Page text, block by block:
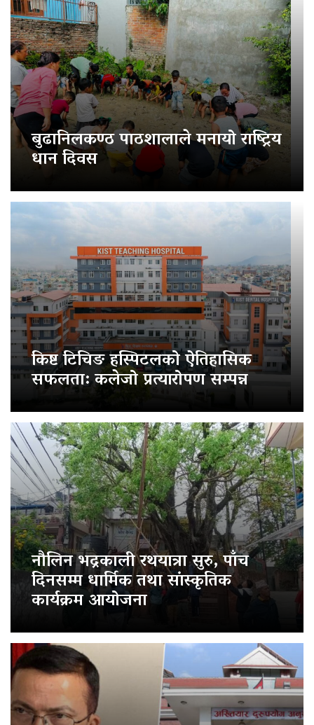
बुढानिलकण्ठ पाठशालाले मनायो राष्ट्रिय
धान दिवस
किष्ट टिचिङ हस्पिटलको ऐतिहासिक
सफलता: कलेजो प्रत्यारोपण सम्पन्न
नौलिन भद्रकाली रथयात्रा सुरु, पाँच
दिनसम्म धार्मिक तथा सांस्कृतिक
कार्यक्रम आयोजना